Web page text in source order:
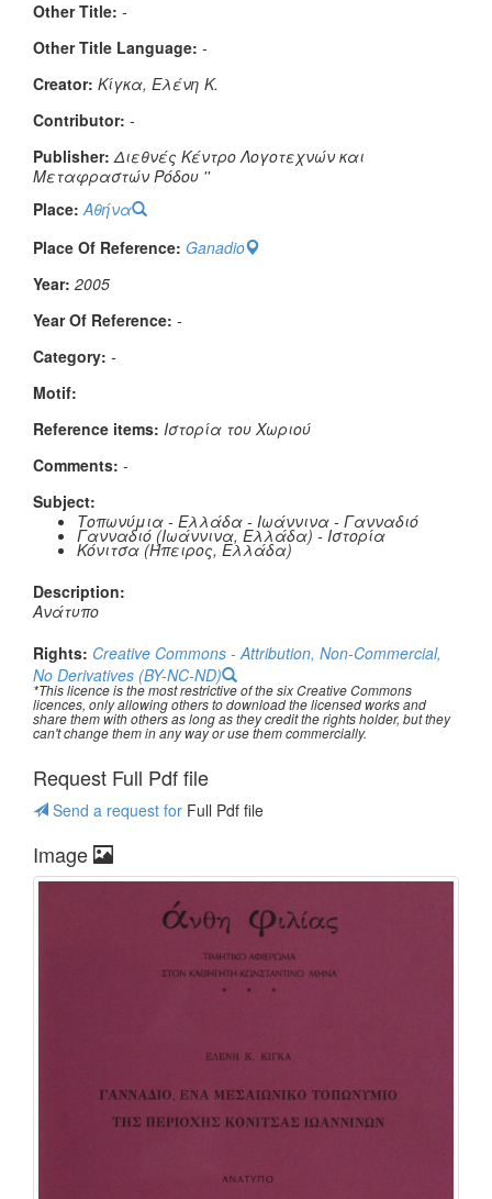
Other Title: -
Other Title Language: -
Creator: Κίγκα, Ελένη Κ.
Contributor: -
Publisher: Διεθνές Κέντρο Λογοτεχνών και
Μεταφραστών Ρόδου ''
Place: Αθήνα
Place Of Reference: Ganadio
Year: 2005
Year Of Reference: -
Category: -
Μotif:
Reference items: Ιστορία του Χωριού
Comments: -
Subject:
Τοπωνύμια - Ελλάδα - Ιωάννινα - Γανναδιό
Γανναδιό (Ιωάννινα, Ελλάδα) - Ιστορία
Κόνιτσα (Ήπειρος, Ελλάδα)
Description:
Ανάτυπο
Rights: Creative Commons - Attribution, Non-Commercial,
No Derivatives (BY-NC-ND)
*This licence is the most restrictive of the six Creative Commons
licences, only allowing others to download the licensed works and
share them with others as long as they credit the rights holder, but they
can't change them in any way or use them commercially.
Request Full Pdf file
Send a request for Full Pdf file
Image